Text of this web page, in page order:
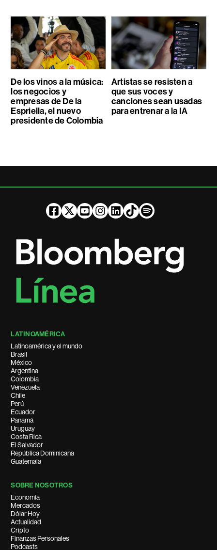
De los vinos a la música:
los negocios y
empresas de De la
Espriella, el nuevo
presidente de Colombia
Artistas se resisten a
que sus voces y
canciones sean usadas
para entrenar a la IA
LATINOAMÉRICA
Latinoamérica y el mundo
Brasil
México
Argentina
Colombia
Venezuela
Chile
Perú
Ecuador
Panamá
Uruguay
Costa Rica
El Salvador
República Dominicana
Guatemala
SOBRE NOSOTROS
Economía
Mercados
Dólar Hoy
Actualidad
Cripto
Finanzas Personales
Podcasts